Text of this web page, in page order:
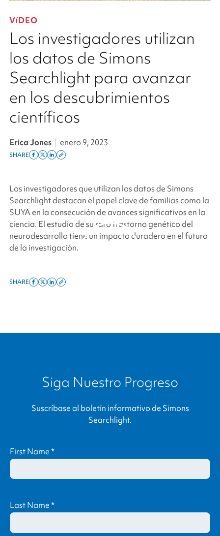
VíDEO
Los investigadores utilizan
los datos de Simons
Searchlight para avanzar
en los descubrimientos
científicos
Erica Jones | enero 9, 2023
SHARE
Share
facebook
Share
x
twitter
Share
linkedin
Copy
page
link
Los investigadores que utilizan los datos de Simons
Searchlightdestacan el papel clave de familias como la
SUYA en la consecución de avances significativos en la
ciencia. El estudio de su raro trastorno genético del
neurodesarrollo tiene un impacto duradero en el futuro
de la investigación.
SHARE
ShareShareShareCopy
Siga Nuestro Progreso
Suscríbase al boletín informativo de Simons
Searchlight.
First Name*
Last Name*